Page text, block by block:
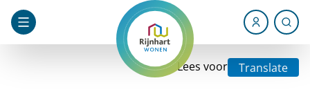
Lees voor Translate